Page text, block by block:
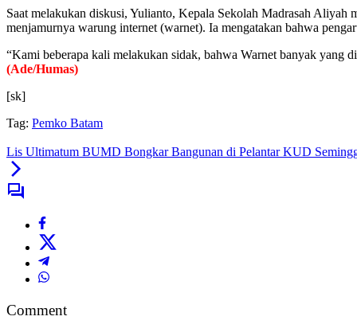
Saat melakukan diskusi, Yulianto, Kepala Sekolah Madrasah Aliyah
menjamurnya warung internet (warnet). Ia mengatakan bahwa
“Kami beberapa kali melakukan sidak, bahwa Warnet banyak yang
(Ade/Humas)
[sk]
Tag: Pemko Batam
Lis Ultimatum BUMD Bongkar Bangunan di Pelantar KUD
Comment